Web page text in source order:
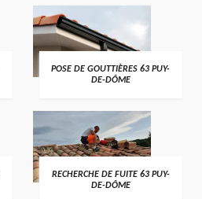
POSE DE GOUTTIÈRES 63 PUY-
DE-DÔME
RECHERCHE DE FUITE 63 PUY-
DE-DÔME